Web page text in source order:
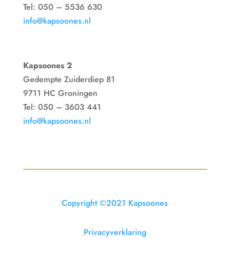
Tel: 050 – 5536 630
info@kapsoones.nl
Kapsoones 2
Gedempte Zuiderdiep 81
9711 HC Groningen
Tel: 050 – 3603 441
info@kapsoones.nl
Copyright ©2021 Kapsoones
Privacyverklaring